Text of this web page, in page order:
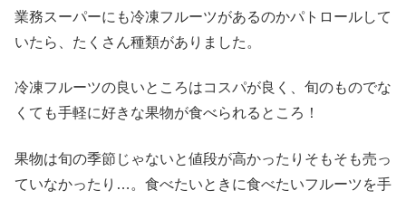
業務スーパーにも冷凍フルーツがあるのかパトロールして
いたら、たくさん種類がありました。
冷凍フルーツの良いところはコスパが良く、旬のものでな
くても手軽に好きな果物が食べられるところ！
果物は旬の季節じゃないと値段が高かったりそもそも売っ
ていなかったり…。食べたいときに食べたいフルーツを手